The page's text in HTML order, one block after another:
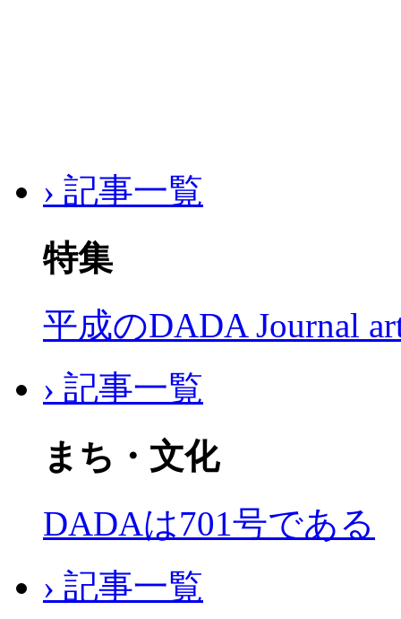
› 記事一覧
特集
平成のDADA Journal
› 記事一覧
まち・文化
DADAは701号である
› 記事一覧